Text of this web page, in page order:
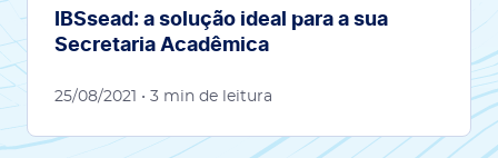
IBSsead: a solução ideal para a sua
Secretaria Acadêmica
25/08/2021 • 3 min de leitura